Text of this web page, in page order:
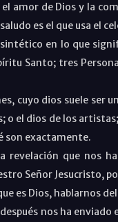
amor de Dios y la
es el que usa el
en lo que
Santo; tres
cuyo dios suele ser
o el dios de los
son exactamente.
revelación que nos
Señor Jesucristo,
es Dios, hablarnos
nos ha